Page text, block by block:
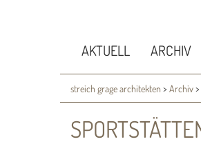
AKTUELL ARCHIV
streich grage architekten > Archiv>